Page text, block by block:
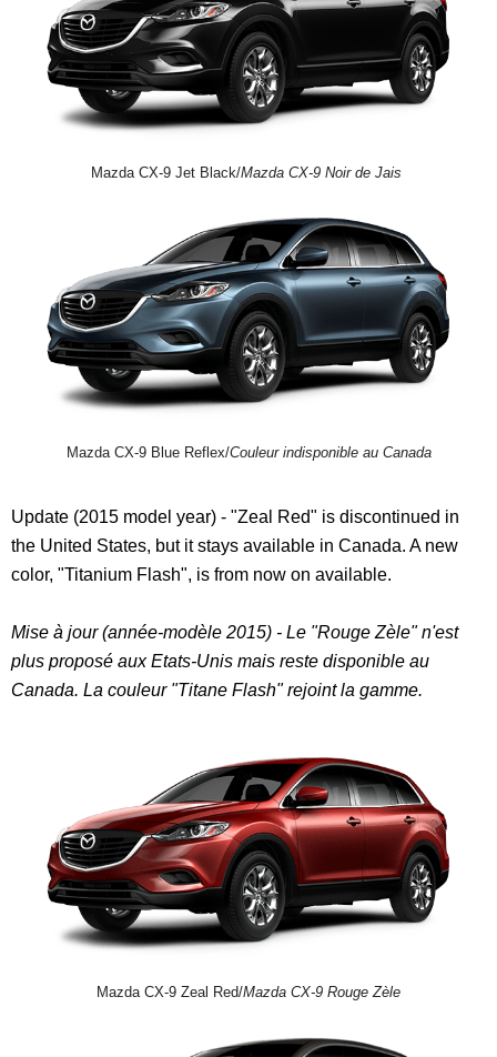
Mazda CX-9 Jet Black/Mazda CX-9 Noir de Jais
Mazda CX-9 Blue Reflex/Couleur indisponible au Canada
Update (2015 model year) - "Zeal Red" is discontinued in
the United States, but it stays available in Canada. A new
color, "Titanium Flash", is from now on available.
Mise à jour (année-modèle 2015) - Le "Rouge Zèle" n'est
plus proposé aux Etats-Unis mais reste disponible au
Canada. La couleur "Titane Flash" rejoint la gamme.
Mazda CX-9 Zeal Red/Mazda CX-9 Rouge Zèle